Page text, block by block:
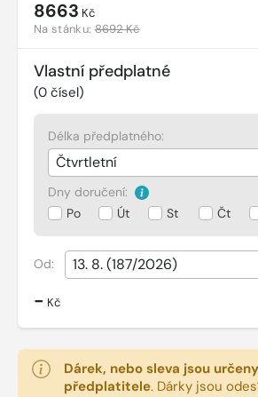
8663 Kč
Na stánku:8692 Kč
Vlastní předplatné
(0 čísel)
Délka předplatného:
Dny doručení:
Po
Út St Čt
Od:
- Kč
Dárek, nebo sleva jsou
předplatitele. Dárky jsou